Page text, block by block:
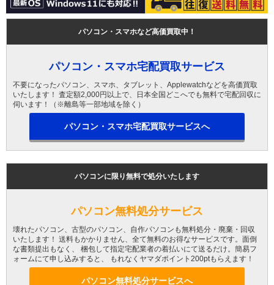
パソコン・スマホなど高価買取中！
パソコン・スマホ宅配買取サービス
不要になったパソコン、スマホ、タブレット、Applewatchなどを高価買取
いたします！ 査定額2,000円以上で、日本全国どこへでも無料で宅配回収に
伺います！（※離島等一部地域を除く）
パソコン・スマホ宅配買取サービスへ
パソコンに限り無料で処分いたします
パソコン無料処分サービス
壊れたパソコン、古型のパソコン、自作パソコンも無料処分・廃棄・回収
いたします！ 送料もかかりません、全て無料のお得なサービスです。面倒
な書類提出もなく、 梱包して指定宅配業者の着払いにて送るだけ。簡易フ
ォームにて申し込みすると、 もれなくヤマダポイント200ptもらえます！
パソコン無料処分サービスへ